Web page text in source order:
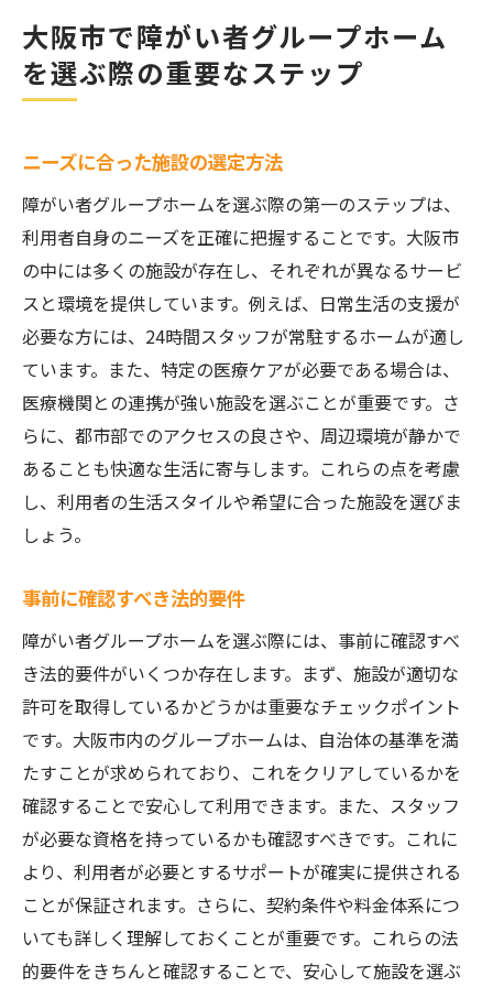
大阪市で障がい者グループホーム
を選ぶ際の重要なステップ
ニーズに合った施設の選定方法
障がい者グループホームを選ぶ際の第一のステップは、
利用者自身のニーズを正確に把握することです。大阪市
の中には多くの施設が存在し、それぞれが異なるサービ
スと環境を提供しています。例えば、日常生活の支援が
必要な方には、24時間スタッフが常駐するホームが適し
ています。また、特定の医療ケアが必要である場合は、
医療機関との連携が強い施設を選ぶことが重要です。さ
らに、都市部でのアクセスの良さや、周辺環境が静かで
あることも快適な生活に寄与します。これらの点を考慮
し、利用者の生活スタイルや希望に合った施設を選びま
しょう。
事前に確認すべき法的要件
障がい者グループホームを選ぶ際には、事前に確認すべ
き法的要件がいくつか存在します。まず、施設が適切な
許可を取得しているかどうかは重要なチェックポイント
です。大阪市内のグループホームは、自治体の基準を満
たすことが求められており、これをクリアしているかを
確認することで安心して利用できます。また、スタッフ
が必要な資格を持っているかも確認すべきです。これに
より、利用者が必要とするサポートが確実に提供される
ことが保証されます。さらに、契約条件や料金体系につ
いても詳しく理解しておくことが重要です。これらの法
的要件をきちんと確認することで、安心して施設を選ぶ